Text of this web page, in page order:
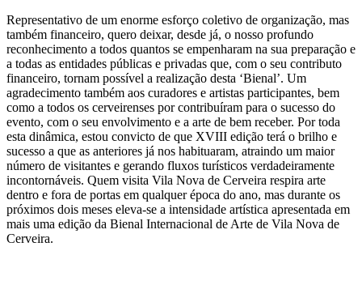
Representativo de um enorme esforço coletivo de organização, mas
também financeiro, quero deixar, desde já, o nosso profundo
reconhecimento a todos quantos se empenharam na sua preparação e
a todas as entidades públicas e privadas que, com o seu contributo
financeiro, tornam possível a realização desta ‘Bienal’. Um
agradecimento também aos curadores e artistas participantes, bem
como a todos os cerveirenses por contribuíram para o sucesso do
evento, com o seu envolvimento e a arte de bem receber. Por toda
esta dinâmica, estou convicto de que XVIII edição terá o brilho e
sucesso a que as anteriores já nos habituaram, atraindo um maior
número de visitantes e gerando fluxos turísticos verdadeiramente
incontornáveis. Quem visita Vila Nova de Cerveira respira arte
dentro e fora de portas em qualquer época do ano, mas durante os
próximos dois meses eleva-se a intensidade artística apresentada em
mais uma edição da Bienal Internacional de Arte de Vila Nova de
Cerveira.